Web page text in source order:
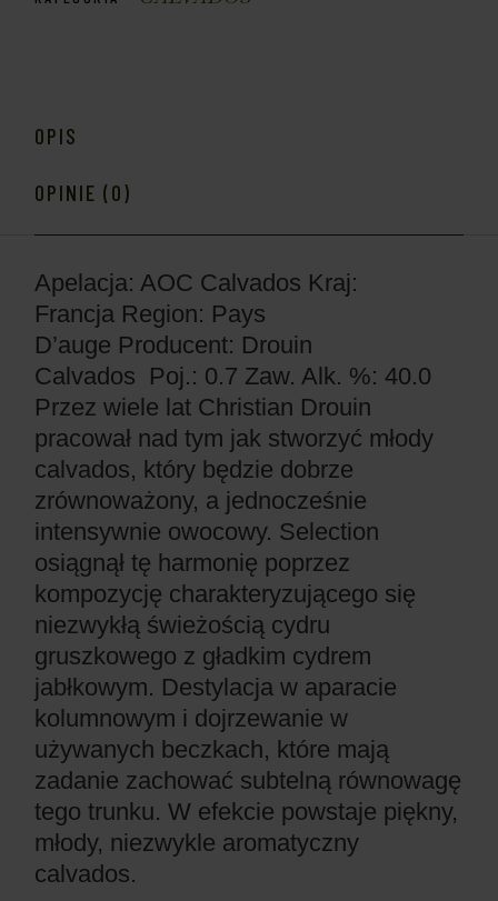
OPIS
OPINIE (0)
Apelacja: AOC Calvados Kraj:
Francja Region: Pays
D’auge Producent: Drouin
Calvados Poj.: 0.7 Zaw. Alk. %: 40.0
Przez wiele lat Christian Drouin
pracował nad tym jak stworzyć młody
calvados, który będzie dobrze
zrównoważony, a jednocześnie
intensywnie owocowy. Selection
osiągnął tę harmonię poprzez
kompozycję charakteryzującego się
niezwykłą świeżością cydru
gruszkowego z gładkim cydrem
jabłkowym. Destylacja w aparacie
kolumnowym i dojrzewanie w
używanych beczkach, które mają
zadanie zachować subtelną równowagę
tego trunku. W efekcie powstaje piękny,
młody, niezwykle aromatyczny
calvados.